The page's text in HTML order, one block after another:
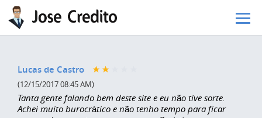
Pular para o conteúdo principal
Lucas de Castro
(12/15/2017 08:45 AM)
Tanta gente falando bem deste site e eu não tive sorte.
Achei muito burocrático e não tenho tempo para ficar